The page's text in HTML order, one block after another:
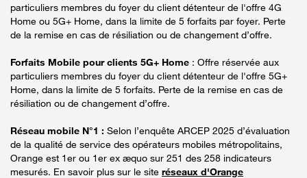
particuliers membres du foyer du client détenteur de l'offre 4G
Home ou 5G+ Home, dans la limite de 5 forfaits par foyer. Perte
de la remise en cas de résiliation ou de changement d’offre.
Forfaits Mobile pour clients 5G+ Home : Offre réservée aux
particuliers membres du foyer du client détenteur de l'offre 5G+
Home, dans la limite de 5 forfaits. Perte de la remise en cas de
résiliation ou de changement d’offre.
Réseau mobile N°1 : Selon l’enquête ARCEP 2025 d’évaluation
de la qualité de service des opérateurs mobiles métropolitains,
Orange est 1er ou 1er ex æquo sur 251 des 258 indicateurs
mesurés. En savoir plus sur le site réseaux d'Orange